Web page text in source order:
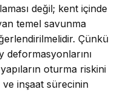
değil; kent içinde
temel savunma
Çünkü
deformasyonlarını
oturma riskini
inşaat sürecinin